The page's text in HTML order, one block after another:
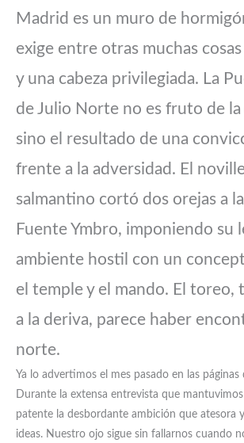
Madrid es un muro de
exige entre otras muchas
y una cabeza privilegiada. La
de Julio Norte no es fruto de la
sino el resultado de una
frente a la adversidad. El
salmantino cortó dos orejas a
Fuente Ymbro, imponiendo su
ambiente hostil con un
el temple y el mando. El toreo,
a la deriva, parece haber
norte.
Ya lo advertimos el mes pasado en las páginas
Durante la extensa entrevista que
patente la desbordante ambición que atesora
ideas. Nuestro ojo sigue sin fallarnos cuando